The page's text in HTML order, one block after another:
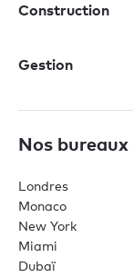
Construction
Gestion
Nos bureaux
Londres
Monaco
New York
Miami
Dubaï